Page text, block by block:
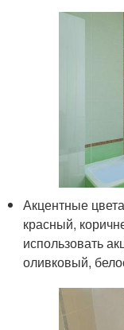
Акцентные
красный,
использовать
оливковый,